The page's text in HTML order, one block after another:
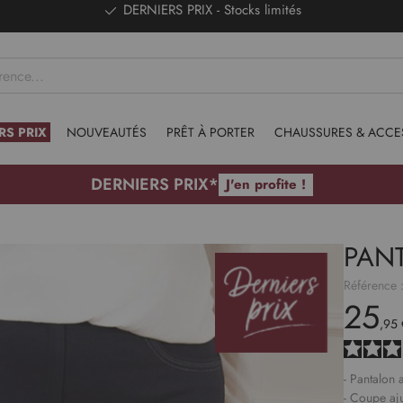
DERNIERS PRIX - Stocks limités
PRIX NOUVEAUTÉS PRÊT À PORTER CHAUSSURES &
DERNIERS PRIX* J'en profite !
Référence :
25,95
- Pantalon
- Coupe